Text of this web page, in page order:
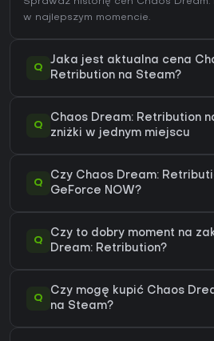
w najlepszym momencie.
Q
Jaka jest aktualna cena
Retribution na Steam?
Q
Chaos Dream: Retribution
zniżki w jednym miejscu
Q
Czy Chaos Dream:
GeForce NOW?
Q
Czy to dobry moment na
Dream: Retribution?
Q
Czy mogę kupić Chaos
na Steam?